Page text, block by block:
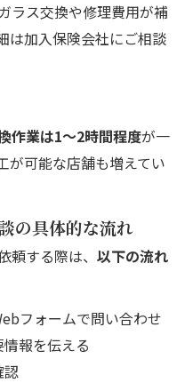
ラス交換や修理費用が補
は加入保険会社にご相談
作業は1～2時間程度が一
が可能な店舗も増えてい
の具体的な流れ
頼する際は、 以下の流れ
フォームで問い合わせ
報を伝える
認